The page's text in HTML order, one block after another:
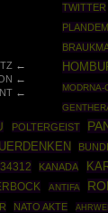
←
←
←
TWITTER
MODRNA-
POLTERGEIST
KANADA
ANTIFA
NATO AKTE